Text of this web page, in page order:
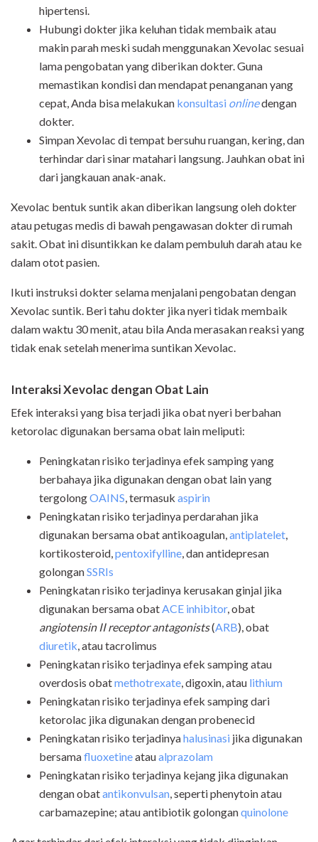
hipertensi.
Hubungi dokter jika keluhan tidak membaik atau
makin parah meski sudah menggunakan Xevolac sesuai
lama pengobatan yang diberikan dokter. Guna
memastikan kondisi dan mendapat penanganan yang
cepat, Anda bisa melakukan konsultasi onlinedengan
dokter.
Simpan Xevolac di tempat bersuhu ruangan, kering, dan
terhindar dari sinar matahari langsung. Jauhkan obat ini
dari jangkauan anak-anak.
Xevolac bentuk suntik akan diberikan langsung oleh dokter
atau petugas medis di bawah pengawasan dokter di rumah
sakit. Obat ini disuntikkan ke dalam pembuluh darah atau ke
dalam otot pasien.
Ikuti instruksi dokter selama menjalani pengobatan dengan
Xevolac suntik. Beri tahu dokter jika nyeri tidak membaik
dalam waktu 30 menit, atau bila Anda merasakan reaksi yang
tidak enak setelah menerima suntikan Xevolac.
Interaksi Xevolac dengan Obat Lain
Efek interaksi yang bisa terjadi jika obat nyeri berbahan
ketorolac digunakan bersama obat lain meliputi:
Peningkatan risiko terjadinya efek samping yang
berbahaya jika digunakan dengan obat lain yang
tergolongOAINS, termasuk aspirin
Peningkatan risiko terjadinya perdarahan jika
digunakan bersama obat antikoagulan,antiplatelet,
kortikosteroid,pentoxifylline, dan antidepresan
golonganSSRIs
Peningkatan risiko terjadinya kerusakan ginjal jika
digunakan bersama obatACE inhibitor, obat
angiotensin II receptor antagonists(ARB), obat
diuretik, atau tacrolimus
Peningkatan risiko terjadinya efek samping atau
overdosis obatmethotrexate, digoxin, atau lithium
Peningkatan risiko terjadinya efek samping dari
ketorolac jika digunakan dengan probenecid
Peningkatan risiko terjadinyahalusinasi jika digunakan
bersamafluoxetineataualprazolam
Peningkatan risiko terjadinya kejang jika digunakan
dengan obatantikonvulsan, seperti phenytoin atau
carbamazepine; atau antibiotik golonganquinolone